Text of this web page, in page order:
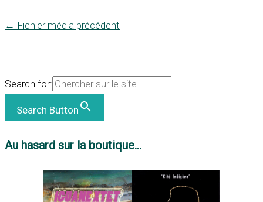
← Fichier média précédent
Search for:
Search Button
Au hasard sur la boutique...